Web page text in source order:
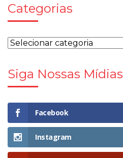
Categorias
Siga Nossas Mídias
Facebook
Instagram